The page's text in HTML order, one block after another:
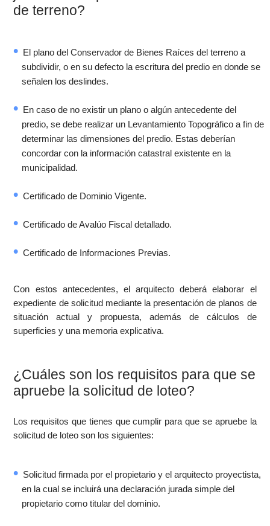
de terreno?
El plano del Conservador de Bienes Raíces del terreno a
subdividir, o en su defecto la escritura del predio en donde se
señalen los deslindes.
En caso de no existir un plano o algún antecedente del
predio, se debe realizar un Levantamiento Topográfico a fin de
determinar las dimensiones del predio. Estas deberían
concordar con la información catastral existente en la
municipalidad.
Certificado de Dominio Vigente.
Certificado de Avalúo Fiscal detallado.
Certificado de Informaciones Previas.
Con estos antecedentes, el arquitecto deberá elaborar el
expediente de solicitud mediante la presentación de planos de
situación actual y propuesta, además de cálculos de
superficies y una memoria explicativa.
¿Cuáles son los requisitos para que se
apruebe la solicitud de loteo?
Los requisitos que tienes que cumplir para que se apruebe la
solicitud de loteo son los siguientes:
Solicitud firmada por el propietario y el arquitecto proyectista,
en la cual se incluirá una declaración jurada simple del
propietario como titular del dominio.